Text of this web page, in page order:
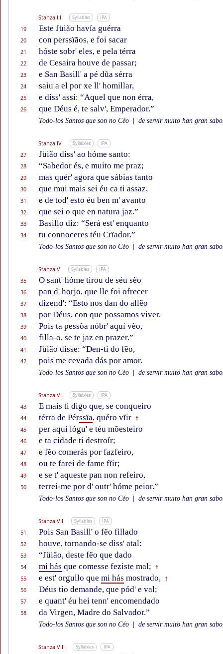
Stanza III Syllables IPA
19 Este Jüião havía guérra
20 con perssïãos, e foi sacar
21 hóste sobr' eles, e pela térra
22 de Cesaira houve de passar;
23 e San Basill' a pé dũa sérra
24 saiu a el por xe ll' homillar,
25 e diss' assí: “Aquel que non érra,
26 que Déus é, te salv', Emperador.”
Todo-los Santos que son no Céo de servir muito han gran
Stanza IV Syllables IPA
27 Jüião diss' ao hóme santo:
28 “Sabedor és, e muito me praz;
29 mas quér' agora que sábias tanto
30 que mui mais sei éu ca ti assaz,
31 e de tod' esto éu ben m' avanto
32 que sei o que en natura jaz.”
33 Basillo diz: “Será est' enquanto
34 tu connoceres téu Crïador.”
Todo-los Santos que son no Céo de servir muito han gran
Stanza V Syllables IPA
35 O sant' hóme tirou de séu sẽo
36 pan d' horjo, que lle foi ofrecer
37 dizend': “Esto nos dan do allẽo
38 por Déus, con que possamos viver.
39 Pois ta pessõa nóbr' aquí vẽo,
40 filla-o, se te jaz en prazer.”
41 Jüião disse: “Den-ti do fẽo,
42 pois me cevada dás por amor.
Todo-los Santos que son no Céo de servir muito han gran
Stanza VI Syllables IPA
43 E mais ti digo que, se conqueiro
44 térra de Pérssïa, quéro vĩir †
45 per aquí lógu' e téu mõesteiro
46 e ta cidade ti destroír;
47 e fẽo comerás por fazfeiro,
48 ou te farei de fame fĩir;
49 e se t' aqueste pan non refeiro,
50 terrei-me por d' outr' hóme peior.”
Todo-los Santos que son no Céo de servir muito han gran
Stanza VII Syllables IPA
51 Pois San Basill' o fẽo fillado
52 houve, tornando-se diss' atal:
53 “Jüião, deste fẽo que dado
54 mi hás que comesse feziste mal; †
55 e est' orgullo que mi hás mostrado, †
56 Déus tio demande, que pód' e val;
57 e quant' éu hei tenn' encomendado
58 da Virgen, Madre do Salvador.”
Todo-los Santos que son no Céo de servir muito han gran
Stanza VIII Syllables IPA